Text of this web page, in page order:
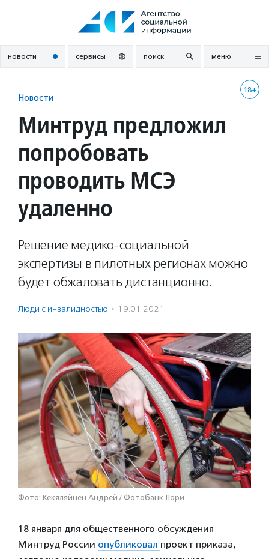
новости сервисы поиск меню
18+
Новости
Минтруд предложил
попробовать
проводить МСЭ
удаленно
Решение медико-социальной
экспертизы в пилотных регионах можно
будет обжаловать дистанционно.
Люди с инвалидностью · 19.01.2021
Фото: Кекяляйнен Андрей / Фотобанк Лори
18 января для общественного обсуждения
Минтруд России опубликовал проект приказа,